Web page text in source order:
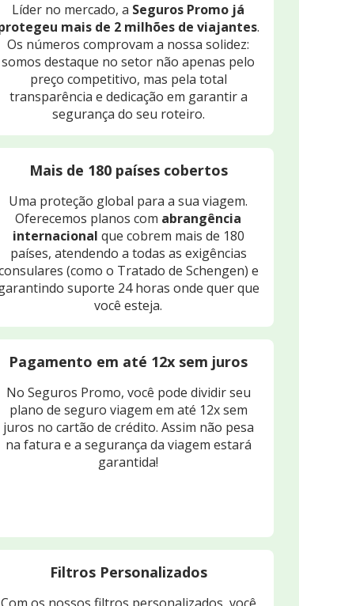
Líder no mercado, a Seguros Promo já
mais de 2 milhões de viajantes.
Os números comprovam a nossa solidez:
somos destaque no setor não apenas pelo
preço competitivo, mas pela total
transparência e dedicação em garantir a
segurança do seu roteiro.
Mais de 180 países cobertos
Uma proteção global para a sua viagem.
Oferecemos planos com abrangência
internacional que cobrem mais de 180
países, atendendo a todas as exigências
(como o Tratado de Schengen) e
suporte 24 horas onde quer que
você esteja.
Pagamento em até 12x sem juros
No Seguros Promo, você pode dividir seu
plano de seguro viagem em até 12x sem
juros no cartão de crédito. Assim não pesa
na fatura e a segurança da viagem estará
garantida!
Filtros Personalizados